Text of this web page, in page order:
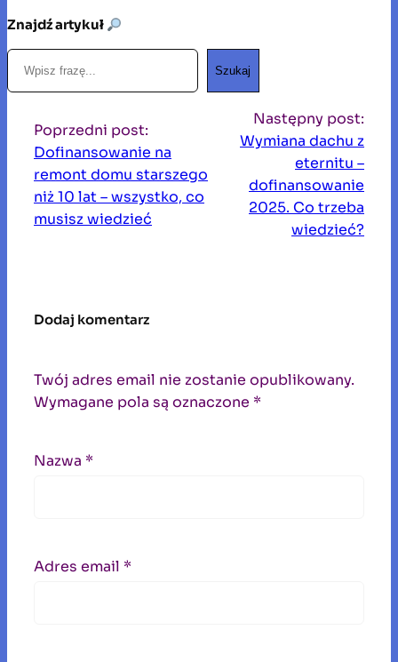
Znajdź artykuł
S
Szukaj
Poprzedni post:
Dofinansowanie na
remont domu starszego
niż 10 lat – wszystko, co
musisz wiedzieć
Następny post:
Wymiana dachu z
eternitu –
dofinansowanie
2025. Co trzeba
wiedzieć?
Dodaj komentarz
Twój adres email nie zostanie opublikowany.
Wymagane pola są oznaczone *
Nazwa *
Adres email *